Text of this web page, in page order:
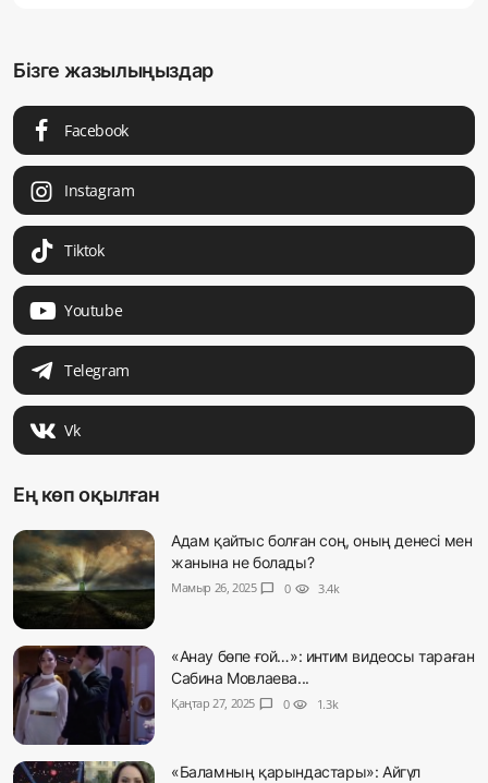
Бізге жазылыңыздар
Facebook
Instagram
Tiktok
Youtube
Telegram
Vk
Ең көп оқылған
Адам қайтыс болған соң, оның денесі мен
жанына не болады?
Мамыр 26, 2025 chat_bubble 0 visibility 3.4k
«Анау бөпе ғой…»: интим видеосы тараған
Сабина Мовлаева...
Қаңтар 27, 2025 chat_bubble 0 visibility 1.3k
«Баламның қарындастары»: Айгүл